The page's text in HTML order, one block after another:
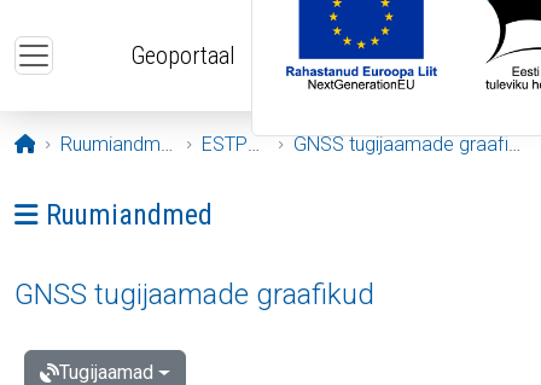
Geoportaal
Avaleht
Ruumiandmed ESTPOS GNSS tugijaamade graafikud
Ava menüü: Ruumiandmed
Ruumiandmed
GNSS tugijaamade graafikud
Tugijaamad